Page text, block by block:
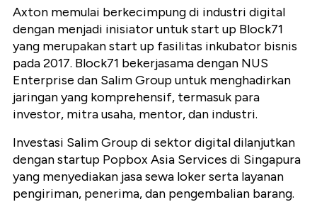
Axton memulai berkecimpung di industri digital
dengan menjadi inisiator untuk start up Block71
yang merupakan start up fasilitas inkubator bisnis
pada 2017. Block71 bekerjasama dengan NUS
Enterprise dan Salim Group untuk menghadirkan
jaringan yang komprehensif, termasuk para
investor, mitra usaha, mentor, dan industri.
Investasi Salim Group di sektor digital dilanjutkan
dengan startup Popbox Asia Services di Singapura
yang menyediakan jasa sewa loker serta layanan
pengiriman, penerima, dan pengembalian barang.